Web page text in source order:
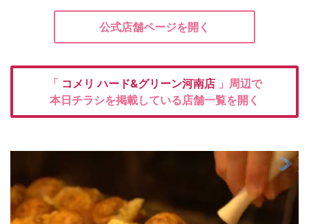
公式店舗ページを開く
「 コメリハード&グリーン河南店 」周辺で
本日チラシを掲載している店舗一覧を開く